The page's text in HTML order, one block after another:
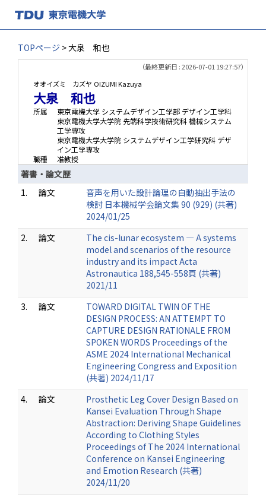
TOPページ > 大泉 和也
（最終更新日 : 2026-07-01 19:27:57）
オオイズミ カズヤ OIZUMI Kazuya
大泉 和也
所属
東京電機大学 システムデザイン工学部 デザイン工学科
東京電機大学大学院 先端科学技術研究科 機械システム
工学専攻
東京電機大学大学院 システムデザイン工学研究科 デザ
イン工学専攻
職種
准教授
著書・論文歴
1.
論文
音声を用いた設計論理の自動抽出手法の
検討 日本機械学会論文集 90 (929) (共著)
2024/01/25
2.
論文
The cis-lunar ecosystem — A systems
model and scenarios of the resource
industry and its impact Acta
Astronautica 188,545-558頁 (共著)
2021/11
3.
論文
TOWARD DIGITAL TWIN OF THE
DESIGN PROCESS: AN ATTEMPT TO
CAPTURE DESIGN RATIONALE FROM
SPOKEN WORDS Proceedings of the
ASME 2024 International Mechanical
Engineering Congress and Exposition
(共著) 2024/11/17
4.
論文
Prosthetic Leg Cover Design Based on
Kansei Evaluation Through Shape
Abstraction: Deriving Shape Guidelines
According to Clothing Styles
Proceedings of The 2024 International
Conference on Kansei Engineering
and Emotion Research (共著)
2024/11/20